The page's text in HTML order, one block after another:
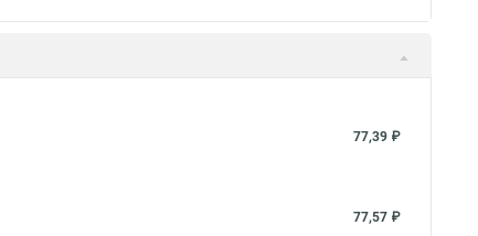
77,39 ₽
77,57 ₽